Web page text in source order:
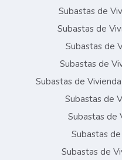
Subastas de
Subastas de
Subastas de
Subastas de
Subastas de
Subastas de
Subastas de
Subastas
Subastas de